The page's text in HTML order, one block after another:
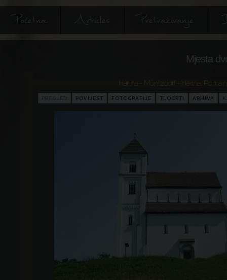
Početna Articles Pretraživanje
Mjesta
Harina - Müntzdorf - Herina
POVIJEST FOTOGRAFIJE TLOCRTI ARHIVA